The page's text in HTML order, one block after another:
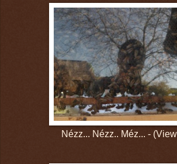
Nézz... Nézz.. Méz... -